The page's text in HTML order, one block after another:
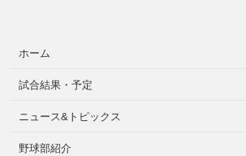
ホーム
試合結果・予定
ニュース&トピックス
野球部紹介